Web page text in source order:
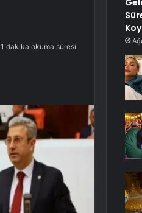
1 dakika okuma süresi